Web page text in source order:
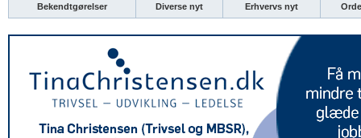
Bekendtgørelser Diverse nyt Erhvervs nyt